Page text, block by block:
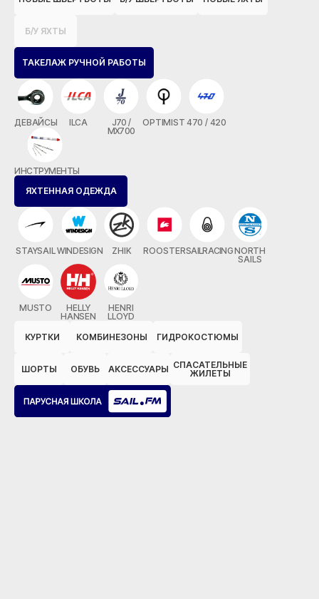
Б/У ЯХТЫ
ТАКЕЛАЖ РУЧНОЙ РАБОТЫ
ДЕВАЙСЫ ILCA
J70 /
MX700
OPTIMIST 470 / 420
ИНСТРУМЕНТЫ
ЯХТЕННАЯ ОДЕЖДА
STAYSAILWINDESIGN ZHIK ROOSTERSAILRACINGNORTH
SAILS
MUSTO
HELLY
HANSEN
HENRI
LLOYD
КУРТКИ
КОМБИНЕЗОНЫ ГИДРОКОСТЮМЫ
ШОРТЫ ОБУВЬ АКСЕССУАРЫ СПАСАТЕЛЬНЫЕ
ЖИЛЕТЫ